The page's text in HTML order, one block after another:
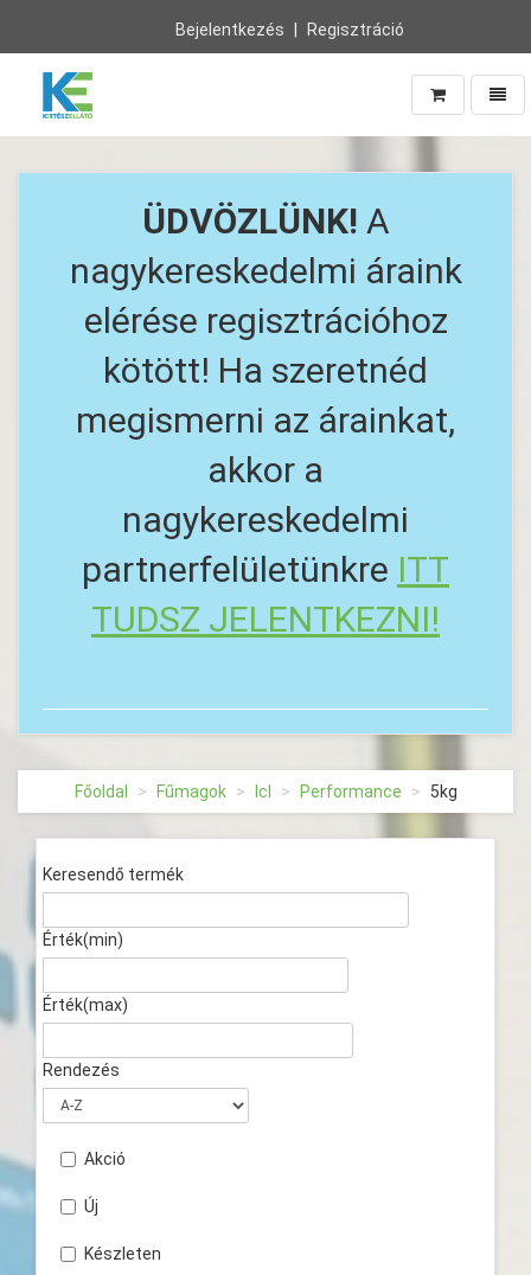
Bejelentkezés Regisztráció
Vissza
ÜDVÖZLÜNK! A
nagykereskedelmi áraink
elérése regisztrációhoz
kötött! Ha szeretnéd
megismerni az árainkat,
akkor a
nagykereskedelmi
partnerfelületünkre ITT
TUDSZ JELENTKEZNI!
Főoldal Fűmagok Icl Performance 5kg
Keresendő termék
Érték(min)
Érték(max)
Rendezés
Akció
Új
Készleten